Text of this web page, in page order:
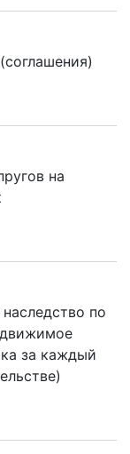
на
по
за каждый